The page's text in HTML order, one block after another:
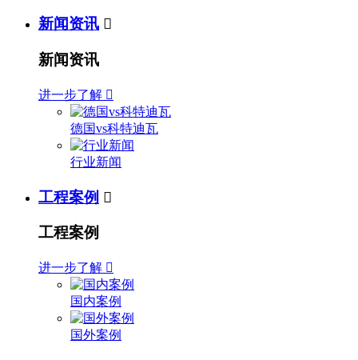
新闻资讯 
新闻资讯
进一步了解 
德国vs科特迪瓦
行业新闻
工程案例 
工程案例
进一步了解 
国内案例
国外案例